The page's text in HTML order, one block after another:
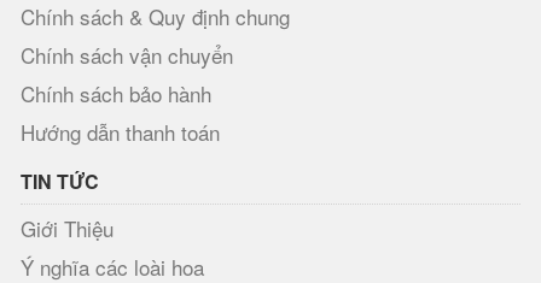
Chính sách & Quy định chung
Chính sách vận chuyển
Chính sách bảo hành
Hướng dẫn thanh toán
TIN TỨC
Giới Thiệu
Ý nghĩa các loài hoa